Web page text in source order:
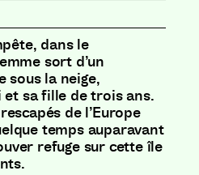
dans le
sort d’un
sous la neige,
sa fille de trois ans.
de l’Europe
temps auparavant
refuge sur cette île